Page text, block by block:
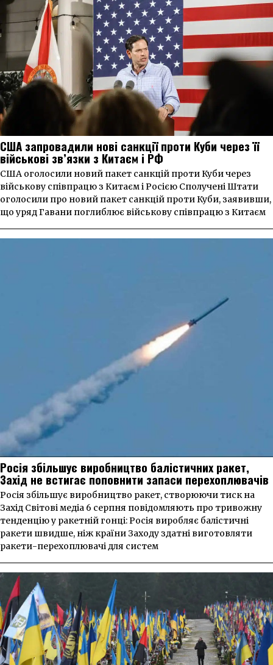
США запровадили нові санкції проти Куби через її
військові зв’язки з Китаєм і РФ
США оголосили новий пакет санкцій проти Куби через
військову співпрацю з Китаєм і Росією Сполучені Штати
оголосили про новий пакет санкцій проти Куби, заявивши,
що уряд Гавани поглиблює військову співпрацю з Китаєм
Росія збільшує виробництво балістичних ракет,
Захід не встигає поповнити запаси перехоплювачів
Росія збільшує виробництво ракет, створюючи тиск на
Захід Світові медіа 6 серпня повідомляють про тривожну
тенденцію у ракетній гонці: Росія виробляє балістичні
ракети швидше, ніж країни Заходу здатні виготовляти
ракети-перехоплювачі для систем